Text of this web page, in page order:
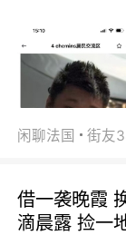
闲聊法国
借一袭晚霞
滴晨露 捡一